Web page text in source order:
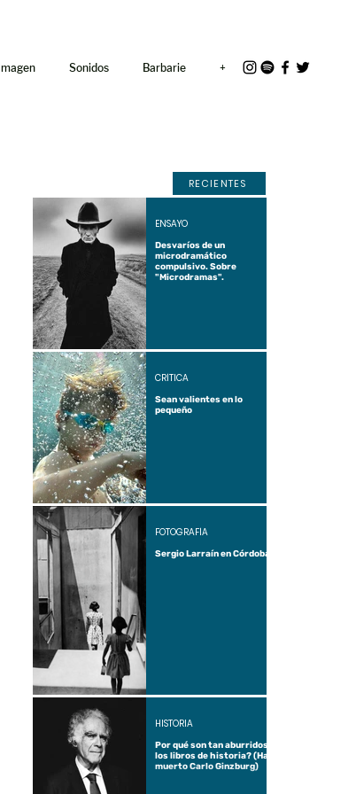
Imagen Sonidos Barbarie +
RECIENTES
Desvaríos de un
microdramático
compulsivo. Sobre
"Microdramas".
ENSAYO
Sean valientes en lo
pequeño
CRÍTICA
Sergio Larraín en Córdoba
FOTOGRAFÍA
Por qué son tan aburridos
los libros de historia? (Ha
muerto Carlo Ginzburg)
HISTORIA